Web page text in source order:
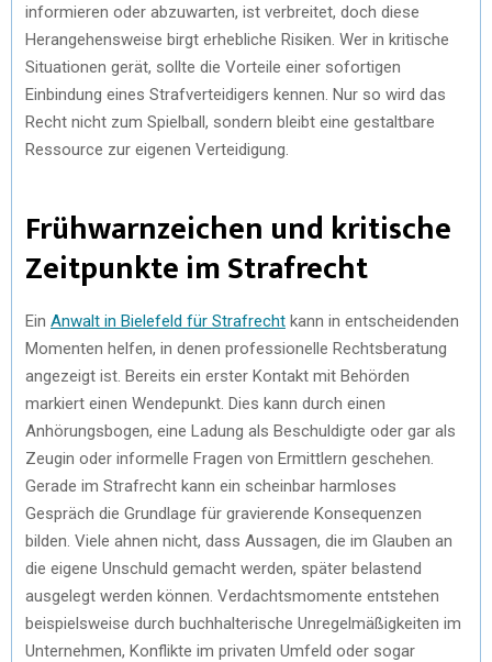
informieren oder abzuwarten, ist verbreitet, doch diese
Herangehensweise birgt erhebliche Risiken. Wer in kritische
Situationen gerät, sollte die Vorteile einer sofortigen
Einbindung eines Strafverteidigers kennen. Nur so wird das
Recht nicht zum Spielball, sondern bleibt eine gestaltbare
Ressource zur eigenen Verteidigung.
Frühwarnzeichen und kritische
Zeitpunkte im Strafrecht
Ein Anwalt in Bielefeld für Strafrecht kann in entscheidenden
Momenten helfen, in denen professionelle Rechtsberatung
angezeigt ist. Bereits ein erster Kontakt mit Behörden
markiert einen Wendepunkt. Dies kann durch einen
Anhörungsbogen, eine Ladung als Beschuldigte oder gar als
Zeugin oder informelle Fragen von Ermittlern geschehen.
Gerade im Strafrecht kann ein scheinbar harmloses
Gespräch die Grundlage für gravierende Konsequenzen
bilden. Viele ahnen nicht, dass Aussagen, die im Glauben an
die eigene Unschuld gemacht werden, später belastend
ausgelegt werden können. Verdachtsmomente entstehen
beispielsweise durch buchhalterische Unregelmäßigkeiten im
Unternehmen, Konflikte im privaten Umfeld oder sogar